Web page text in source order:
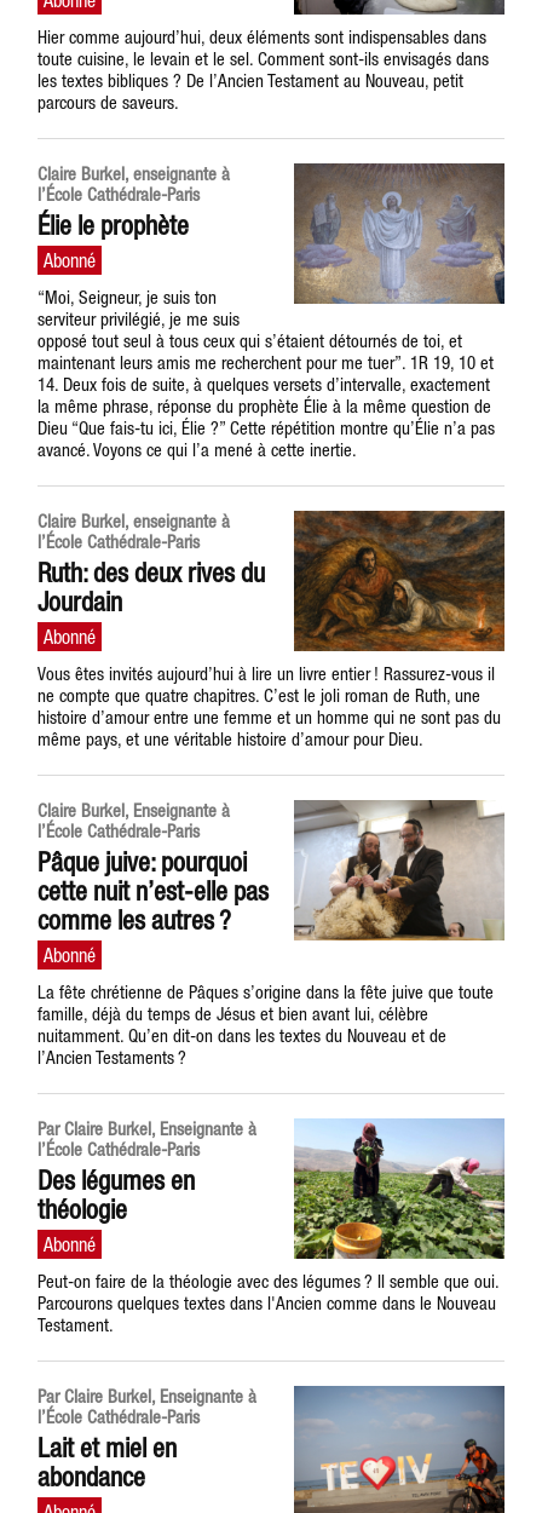
Hier comme aujourd’hui, deux éléments sont indispensables dans
toute cuisine, le levain et le sel. Comment sont-ils envisagés dans
les textes bibliques ? De l’Ancien Testament au Nouveau, petit
parcours de saveurs.
Claire Burkel, enseignante à
l’École Cathédrale-Paris
Élie le prophète
“Moi, Seigneur, je suis ton
serviteur privilégié, je me suis
opposé tout seul à tous ceux qui s’étaient détournés de toi, et
maintenant leurs amis me recherchent pour me tuer”. 1R 19, 10 et
14. Deux fois de suite, à quelques versets d’intervalle, exactement
la même phrase, réponse du prophète Élie à la même question de
Dieu “Que fais-tu ici, Élie ?” Cette répétition montre qu’Élie n’a pas
avancé. Voyons ce qui l’a mené à cette inertie.
Claire Burkel, enseignante à
l’École Cathédrale-Paris
Ruth: des deux rives du
Jourdain
Vous êtes invités aujourd’hui à lire un livre entier ! Rassurez-vous il
ne compte que quatre chapitres. C’est le joli roman de Ruth, une
histoire d’amour entre une femme et un homme qui ne sont pas du
même pays, et une véritable histoire d’amour pour Dieu.
Claire Burkel, Enseignante à
l’École Cathédrale-Paris
Pâque juive: pourquoi
cette nuit n’est-elle pas
comme les autres ?
La fête chrétienne de Pâques s’origine dans la fête juive que toute
famille, déjà du temps de Jésus et bien avant lui, célèbre
nuitamment. Qu’en dit-on dans les textes du Nouveau et de
l’Ancien Testaments ?
Par Claire Burkel, Enseignante à
l’École Cathédrale-Paris
Des légumes en
théologie
Peut-on faire de la théologie avec des légumes ? Il semble que oui.
Parcourons quelques textes dans l'Ancien comme dans le Nouveau
Testament.
Par Claire Burkel, Enseignante à
l’École Cathédrale-Paris
Lait et miel en
abondance